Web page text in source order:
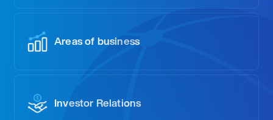
Areas of business
Investor Relations